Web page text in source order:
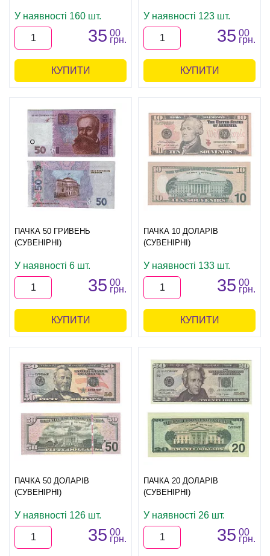
У наявності 160 шт.
35 00
грн.
КУПИТИ
У наявності 123 шт.
35 00
грн.
КУПИТИ
ПАЧКА 50 ГРИВЕНЬ
(СУВЕНІРНІ)
У наявності 6 шт.
35 00
грн.
КУПИТИ
ПАЧКА 10 ДОЛАРІВ
(СУВЕНІРНІ)
У наявності 133 шт.
35 00
грн.
КУПИТИ
ПАЧКА 50 ДОЛАРІВ
(СУВЕНІРНІ)
У наявності 126 шт.
35 00
грн.
ПАЧКА 20 ДОЛАРІВ
(СУВЕНІРНІ)
У наявності 26 шт.
35 00
грн.